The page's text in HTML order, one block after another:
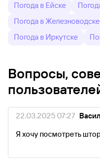
Погода в Ейске
Погода в Железноводске
Погода в Иркутске
Вопросы,
22.03.2025 07:27
Я хочу посмотреть